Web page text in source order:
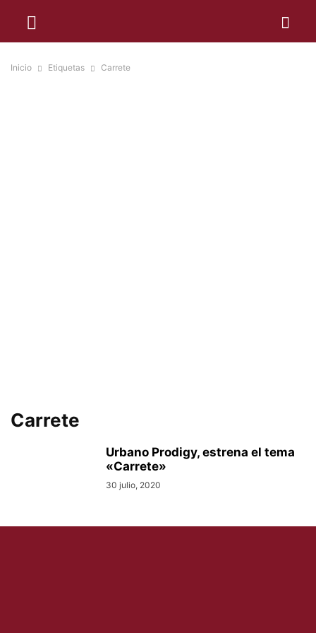
Inicio Etiquetas Carrete
Carrete
Urbano Prodigy, estrena el tema
«Carrete»
30 julio, 2020